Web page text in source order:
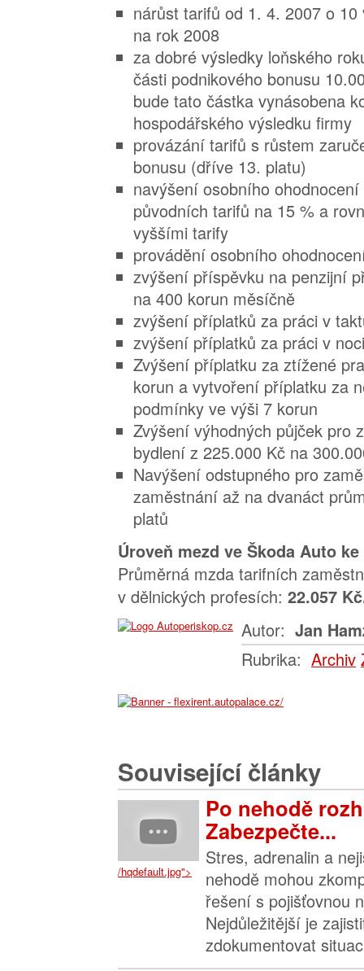
nárůst tarifů od 1. 4. 2007 o
na rok 2008
za dobré výsledky loňského
části podnikového bonusu
bude tato částka vynásobena
hospodářského výsledku firmy
provázání tarifů s růstem
bonusu (dříve 13. platu)
navýšení osobního
původních tarifů na 15 % a
vyššími tarify
provádění osobního
zvýšení příspěvku na penzijní
na 400 korun měsíčně
zvýšení příplatků za práci v
zvýšení příplatků za práci v
Zvýšení příplatku za ztížené
korun a vytvoření příplatku za
podmínky ve výši 7 korun
Zvýšení výhodných půjček pro
bydlení z 225.000 Kč na
Navýšení odstupného pro
zaměstnání až na dvanáct
platů
Úroveň mezd ve Škoda Auto
Průměrná mzda tarifních
v dělnických profesích: 22.057
Autor: Jan
Rubrika: Archiv
Související články
/hqdefault.jpg">
Po nehodě
Zabezpečte...
Stres, adrenalin a
nehodě mohou
řešení s pojišťovnou
Nejdůležitější je
zdokumentovat